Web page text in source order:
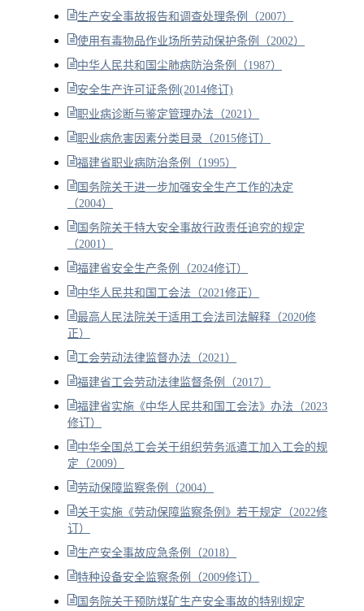
生产安全事故报告和调查处理条例（2007）
使用有毒物品作业场所劳动保护条例（2002）
中华人民共和国尘肺病防治条例（1987）
安全生产许可证条例(2014修订)
职业病诊断与鉴定管理办法（2021）
职业病危害因素分类目录（2015修订）
福建省职业病防治条例（1995）
国务院关于进一步加强安全生产工作的决定
（2004）
国务院关于特大安全事故行政责任追究的规定
（2001）
福建省安全生产条例（2024修订）
中华人民共和国工会法（2021修正）
最高人民法院关于适用工会法司法解释（2020修
正）
工会劳动法律监督办法（2021）
福建省工会劳动法律监督条例（2017）
福建省实施《中华人民共和国工会法》办法（2023
修订）
中华全国总工会关于组织劳务派遣工加入工会的规
定（2009）
劳动保障监察条例（2004）
关于实施《劳动保障监察条例》若干规定（2022修
订）
生产安全事故应急条例（2018）
特种设备安全监察条例（2009修订）
国务院关于预防煤矿生产安全事故的特别规定